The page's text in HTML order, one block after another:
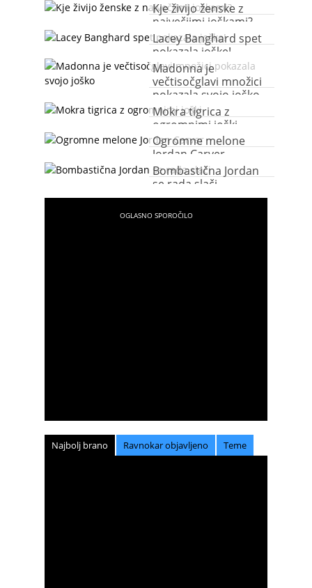
Kje živijo ženske z
največjimi joškami?
Lacey Banghard spet
pokazala joške!
Madonna je
večtisočglavi množici
pokazala svojo joško
Mokra tigrica z
ogromnimi joški
Ogromne melone
Jordan Carver
Bombastična Jordan
se rada slači
Najbolj brano Ravnokar objavljeno Teme